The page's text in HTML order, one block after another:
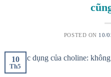
POSTED ON 10/
10
Th5